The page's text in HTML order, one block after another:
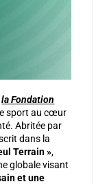
la Fondation
sport au cœur
Abritée par
dans la
Terrain »,
globale visant
et une